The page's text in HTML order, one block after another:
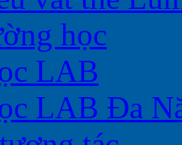
học
LAB
LAB Đa